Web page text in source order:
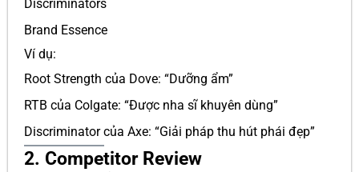
Discriminators
Brand Essence
Ví dụ:
Root Strength của Dove: “Dưỡng ẩm”
RTB của Colgate: “Được nha sĩ khuyên dùng”
Discriminator của Axe: “Giải pháp thu hút phái đẹp”
2. Competitor Review